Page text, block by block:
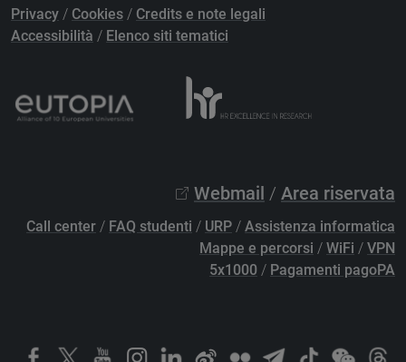
Privacy / Cookies / Credits e note legali
Accessibilità / Elenco siti tematici
Webmail / Area riservata
Call center / FAQ studenti / URP / Assistenza informatica
Mappe e percorsi / WiFi / VPN
5x1000 / Pagamenti pagoPA